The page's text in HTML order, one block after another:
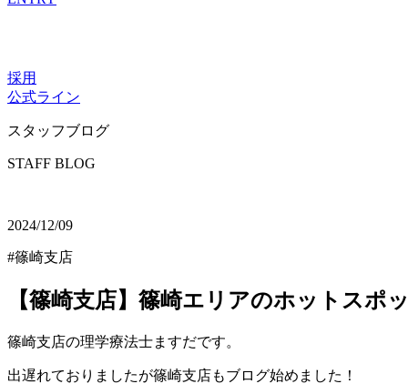
採用
公式ライン
スタッフブログ
STAFF BLOG
2024/12/09
#篠崎支店
【篠崎支店】篠崎エリアのホットスポ
篠崎支店の理学療法士ますだです。
出遅れておりましたが篠崎支店もブログ始めました！